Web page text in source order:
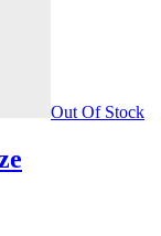
Out Of Stock